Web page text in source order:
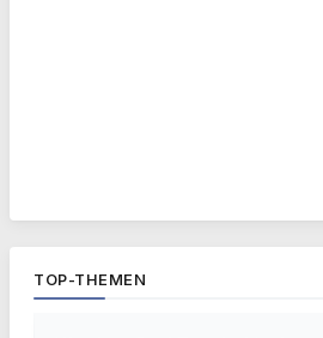
TOP-THEMEN